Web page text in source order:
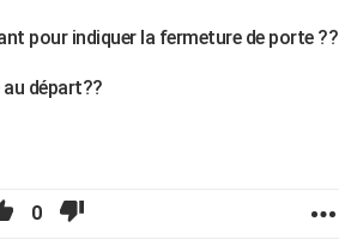
pour indiquer la fermeture de porte ??
départ??
0